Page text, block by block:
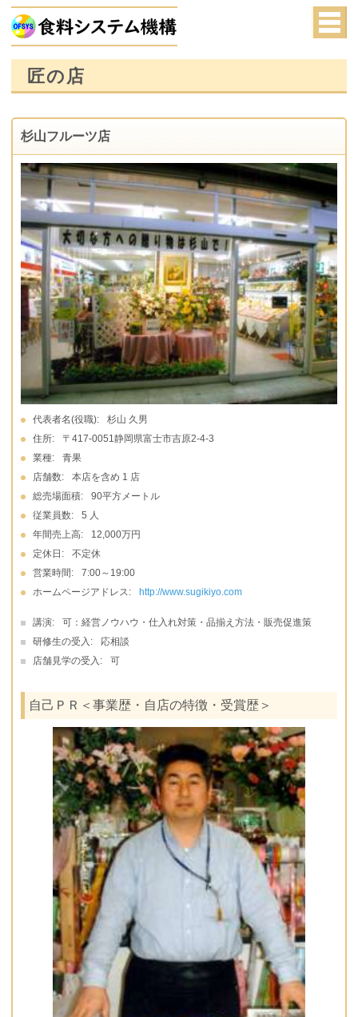
匠の店
杉山フルーツ店
代表者名(役職):
杉山 久男
住所:
〒417-0051静岡県富士市吉原2-4-3
業種:
青果
店舗数:
本店を含め 1 店
総売場面積:
90平方メートル
従業員数:
5 人
年間売上高:
12,000万円
定休日:
不定休
営業時間:
7:00～19:00
ホームページアドレス:
http://www.sugikiyo.com
講演:
可：経営ノウハウ・仕入れ対策・品揃え方法・販売促進策
研修生の受入:
応相談
店舗見学の受入:
可
自己ＰＲ＜事業歴・自店の特徴・受賞歴＞